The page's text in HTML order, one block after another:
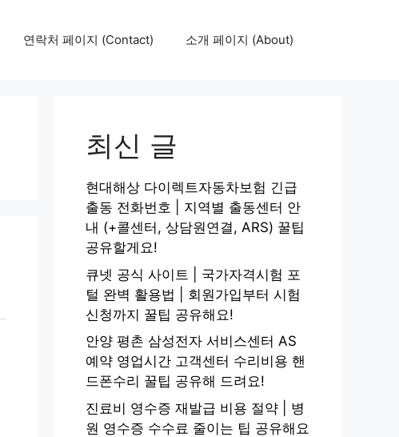
연락처 페이지 (Contact) 소개 페이지 (About)
최신 글
현대해상 다이렉트자동차보험 긴급
출동 전화번호 | 지역별 출동센터 안
내 (+콜센터, 상담원연결, ARS) 꿀팁
공유할게요!
큐넷 공식 사이트 | 국가자격시험 포
털 완벽 활용법 | 회원가입부터 시험
신청까지 꿀팁 공유해요!
안양 평촌 삼성전자 서비스센터 AS
예약 영업시간 고객센터 수리비용 핸
드폰수리 꿀팁 공유해 드려요!
진료비 영수증 재발급 비용 절약 | 병
원 영수증 수수료 줄이는 팁 공유해요